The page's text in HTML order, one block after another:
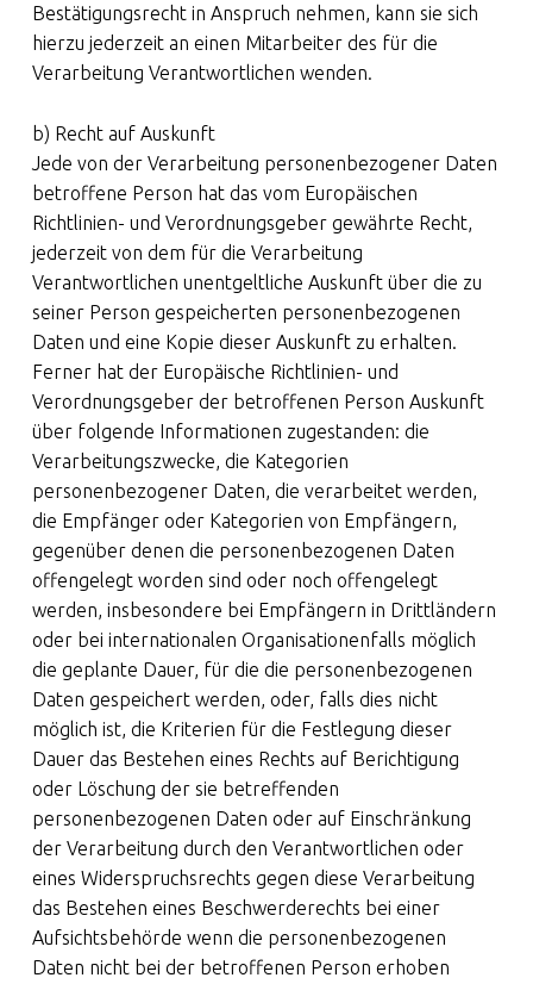
Bestätigungsrecht in Anspruch nehmen, kann sie sich
hierzu jederzeit an einen Mitarbeiter des für die
Verarbeitung Verantwortlichen wenden.
b) Recht auf Auskunft
Jede von der Verarbeitung personenbezogener Daten
betroffene Person hat das vom Europäischen
Richtlinien- und Verordnungsgeber gewährte Recht,
jederzeit von dem für die Verarbeitung
Verantwortlichen unentgeltliche Auskunft über die zu
seiner Person gespeicherten personenbezogenen
Daten und eine Kopie dieser Auskunft zu erhalten.
Ferner hat der Europäische Richtlinien- und
Verordnungsgeber der betroffenen Person Auskunft
über folgende Informationen zugestanden: die
Verarbeitungszwecke, die Kategorien
personenbezogener Daten, die verarbeitet werden,
die Empfänger oder Kategorien von Empfängern,
gegenüber denen die personenbezogenen Daten
offengelegt worden sind oder noch offengelegt
werden, insbesondere bei Empfängern in Drittländern
oder bei internationalen Organisationenfalls möglich
die geplante Dauer, für die die personenbezogenen
Daten gespeichert werden, oder, falls dies nicht
möglich ist, die Kriterien für die Festlegung dieser
Dauer das Bestehen eines Rechts auf Berichtigung
oder Löschung der sie betreffenden
personenbezogenen Daten oder auf Einschränkung
der Verarbeitung durch den Verantwortlichen oder
eines Widerspruchsrechts gegen diese Verarbeitung
das Bestehen eines Beschwerderechts bei einer
Aufsichtsbehörde wenn die personenbezogenen
Daten nicht bei der betroffenen Person erhoben